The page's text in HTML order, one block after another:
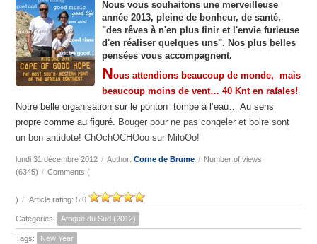
Nous vous souhaitons une merveilleuse
année 2013, pleine de bonheur, de santé,
"des rêves à n'en plus finir et l'envie furieuse
d'en réaliser quelques uns". Nos plus belles
pensées vous accompagnent.
Nous attendions beaucoup de monde, mais
beaucoup moins de vent… 40 Knt en rafales!
Notre belle organisation sur le ponton tombe à l’eau… Au sens
propre comme au figuré. Bouger pour ne pas congeler et boire sont
un bon antidote! ChOchOCHOoo sur MiloOo!
lundi 31 décembre 2012 / Author:Corne de Brume / Number of views
(6345) / Comments (
) / Article rating: 5.0
Categories: Afrique du Sud (2012)
Tags: New Year